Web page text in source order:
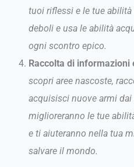
tuoi riflessi e le tue
deboli e usa le abilità
ogni scontro epico.
Raccolta di
scopri aree nascoste,
acquisisci nuove armi
miglioreranno le tue
e ti aiuteranno nella tua
salvare il mondo.